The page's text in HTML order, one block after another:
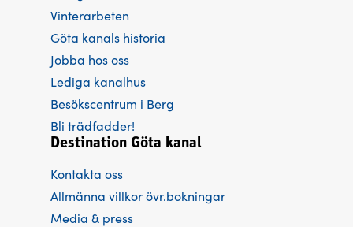
Vinterarbeten
Göta kanals historia
Jobba hos oss
Lediga kanalhus
Besökscentrum i Berg
Bli trädfadder!
Destination Göta kanal
Kontakta oss
Allmänna villkor övr.bokningar
Media & press